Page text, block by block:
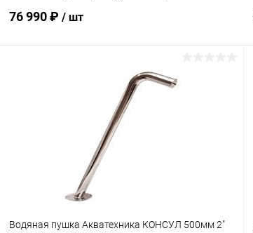
76 990 ₽ / шт
В корзину
Водяная пушка Акватехника КОНСУЛ 500мм 2"